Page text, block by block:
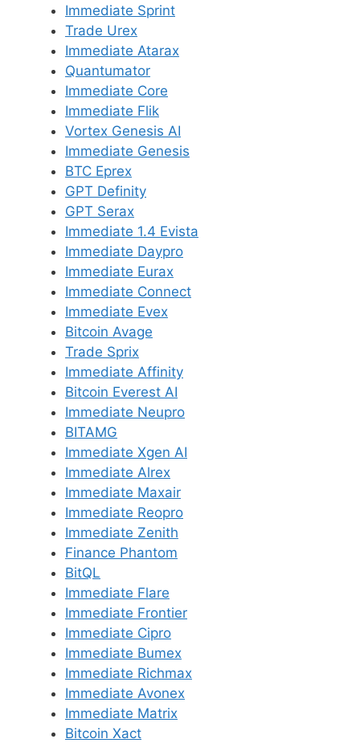
Immediate Sprint
Trade Urex
Immediate Atarax
Quantumator
Immediate Core
Immediate Flik
Vortex Genesis AI
Immediate Genesis
BTC Eprex
GPT Definity
GPT Serax
Immediate 1.4 Evista
Immediate Daypro
Immediate Eurax
Immediate Connect
Immediate Evex
Bitcoin Avage
Trade Sprix
Immediate Affinity
Bitcoin Everest AI
Immediate Neupro
BITAMG
Immediate Xgen AI
Immediate Alrex
Immediate Maxair
Immediate Reopro
Immediate Zenith
Finance Phantom
BitQL
Immediate Flare
Immediate Frontier
Immediate Cipro
Immediate Bumex
Immediate Richmax
Immediate Avonex
Immediate Matrix
Bitcoin Xact